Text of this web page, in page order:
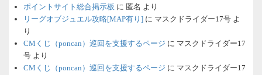
ポイントサイト総合掲示板 に 匿名 より
リーグオブジュエル攻略[MAP有り] に マスクドライダー17号 よ
り
CMくじ（poncan）巡回を支援するページ に マスクドライダー17
号 より
CMくじ（poncan）巡回を支援するページ に マスクドライダー17